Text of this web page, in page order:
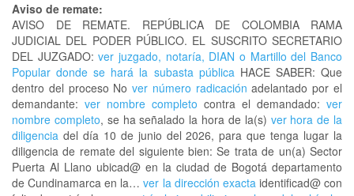
Aviso de remate:
AVISO DE REMATE. REPÚBLICA DE COLOMBIA RAMA
JUDICIAL DEL PODER PÚBLICO. EL SUSCRITO SECRETARIO
DEL JUZGADO: ver juzgado, notaría, DIAN o Martillo del Banco
Popular donde se hará la subasta públicaHACE SABER: Que
dentro del proceso Nover número radicación adelantado por el
demandante: ver nombre completo contra el demandado: ver
nombre completo, se ha señalado la hora de la(s) ver hora de la
diligencia del día 10 de junio del 2026, para que tenga lugar la
diligencia de remate del siguiente bien: Se trata de un(a) Sector
Puerta Al Llano ubicad@ en la ciudad de Bogotá departamento
de Cundinamarca en la…ver la dirección exactaidentificad@ con